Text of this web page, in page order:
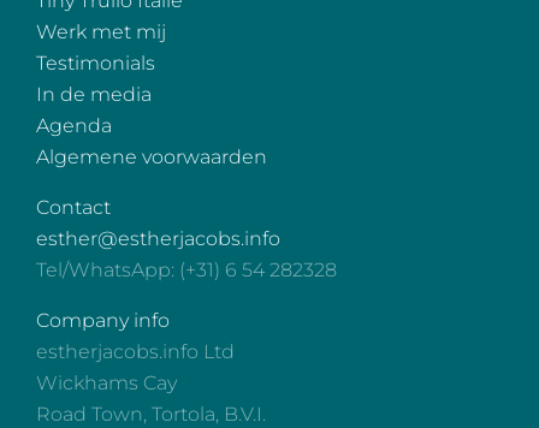
Werk met mij
Testimonials
In de media
Agenda
Algemene voorwaarden
Contact
esther@estherjacobs.info
Tel/WhatsApp: (+31) 6 54 282328
Company info
estherjacobs.info Ltd
Wickhams Cay
Road Town, Tortola, B.V.I.